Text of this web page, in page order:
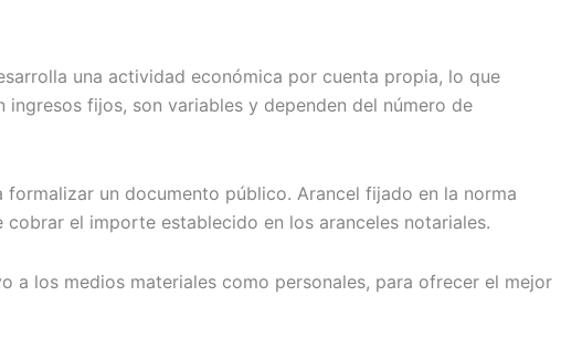
una actividad económica por cuenta propia, lo que
fijos, son variables y dependen del número de
un documento público. Arancel fijado en la norma
el importe establecido en los aranceles notariales.
los medios materiales como personales, para ofrecer el mejor